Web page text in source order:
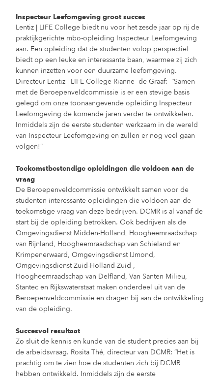
Inspecteur Leefomgeving groot succes
Lentiz | LIFE College biedt nu voor het zesde jaar op rij de
praktijkgerichte mbo-opleiding Inspecteur Leefomgeving
aan. Een opleiding dat de studenten volop perspectief
biedt op een leuke en interessante baan, waarmee zij zich
kunnen inzetten voor een duurzame leefomgeving.
Directeur Lentiz | LIFE College Rianne de Graaf: “Samen
met de Beroepenveldcommissie is er een stevige basis
gelegd om onze toonaangevende opleiding Inspecteur
Leefomgeving de komende jaren verder te ontwikkelen.
Inmiddels zijn de eerste studenten werkzaam in de wereld
van Inspecteur Leefomgeving en zullen er nog veel gaan
volgen!”
Toekomstbestendige opleidingen die voldoen aan de
vraag
De Beroepenveldcommissie ontwikkelt samen voor de
studenten interessante opleidingen die voldoen aan de
toekomstige vraag van deze bedrijven. DCMR is al vanaf de
start bij de opleiding betrokken. Ook bedrijven als de
Omgevingsdienst Midden-Holland, Hoogheemraadschap
van Rijnland, Hoogheemraadschap van Schieland en
Krimpenerwaard, Omgevingsdienst IJmond,
Omgevingsdienst Zuid-Holland-Zuid ,
Hoogheemraadschap van Delfland, Van Santen Milieu,
Stantec en Rijkswaterstaat maken onderdeel uit van de
Beroepenveldcommissie en dragen bij aan de ontwikkeling
van de opleiding.
Succesvol resultaat
Zo sluit de kennis en kunde van de student precies aan bij
de arbeidsvraag. Rosita Thé, directeur van DCMR: “Het is
prachtig om te zien hoe de studenten zich bij DCMR
hebben ontwikkeld. Inmiddels zijn de eerste